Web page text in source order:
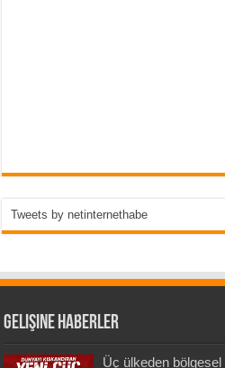
Tweets by netinternethabe
Gelişine Haberler
Üç ülkeden